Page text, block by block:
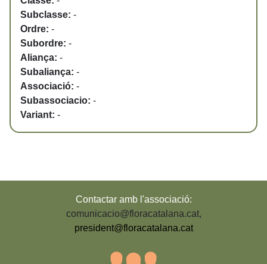
Subclasse: -
Ordre: -
Subordre: -
Aliança: -
Subaliança: -
Associació: -
Subassociacio: -
Variant: -
Contactar amb l'associació:
comunicacio@floracatalana.cat,
president@floracatalana.cat